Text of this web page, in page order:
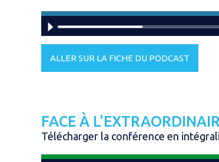
ALLER SUR LA FICHE DU PODCAST
FACE À
Télécharger la conférence en